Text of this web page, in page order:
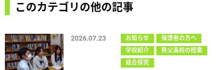
このカテゴリの他の記事
2026.07.23 お知らせ
保護者の方へ
学校紹介
秩父高校の授業
総合探究